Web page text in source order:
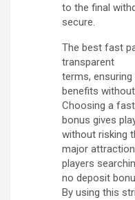
to the final
secure.
The best fast
transparent
terms, ensuring
benefits
Choosing a
bonus gives
without risking
major
players
no deposit
By using this